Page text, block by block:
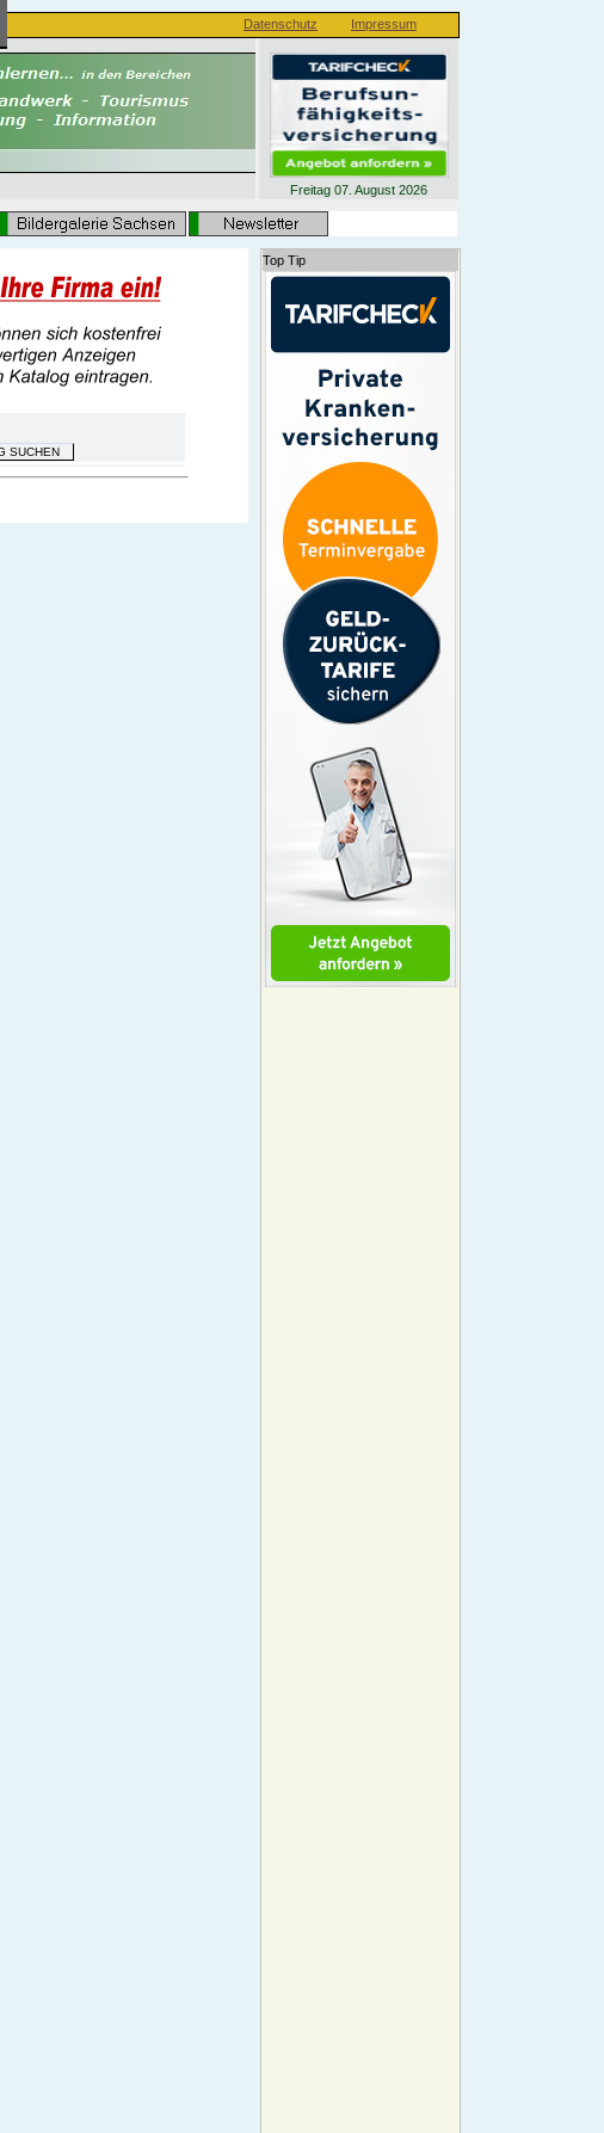
Impressum
Datenschutz
Freitag 07. August 2026
Top Tip